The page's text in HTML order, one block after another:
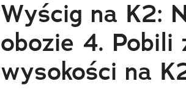
Wyścig na K2:
obozie 4. Pobili
wysokości na